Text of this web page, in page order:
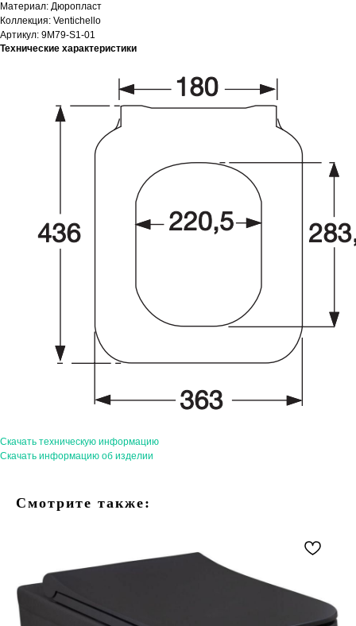
Материал: Дюропласт
Коллекция: Ventichello
Артикул: 9M79-S1-01
Технические характеристики
Скачать техническую информацию
Скачать информацию об изделии
Смотрите также: